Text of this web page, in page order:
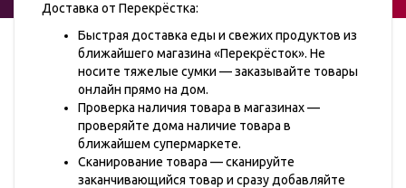
Доставка от Перекрёстка:
Быстрая доставка еды и свежих продуктов из
ближайшего магазина «Перекрёсток». Не
носите тяжелые сумки — заказывайте товары
онлайн прямо на дом.
Проверка наличия товара в магазинах —
проверяйте дома наличие товара в
ближайшем супермаркете.
Сканирование товара — сканируйте
заканчивающийся товар и сразу добавляйте